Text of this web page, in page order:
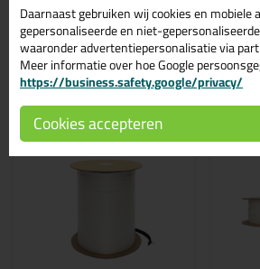
Gerelateerde
Daarnaast gebruiken wij cookies en mobiele
gepersonaliseerde en niet-
waaronder advertentiepersonalisatie via
Meer informatie over hoe Google
https://business.safety.google/privacy/
Cookies accepteren